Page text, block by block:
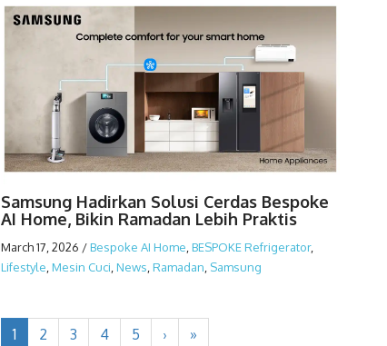
Samsung Hadirkan Solusi Cerdas Bespoke
AI Home, Bikin Ramadan Lebih Praktis
March 17, 2026 /Bespoke AI Home BESPOKE Refrigerator,
Lifestyle Mesin Cuci News Ramadan Samsung
1 2 3 4 5 › »